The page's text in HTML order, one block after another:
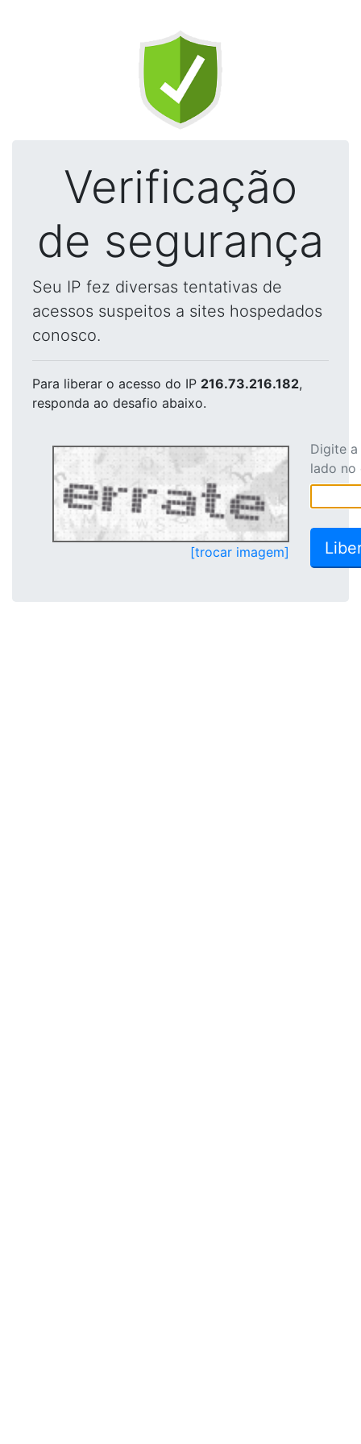
Verificação
de segurança
Seu IP fez diversas tentativas de
acessos suspeitos a sites hospedados
conosco.
Para liberar o acesso do IP 216.73.216.182,
responda ao desafio abaixo.
[trocar imagem]
Digite
lado no